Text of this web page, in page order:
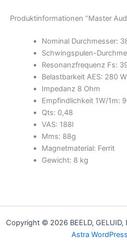
Produktinformationen “Master
Nominal Durchmesser:
Schwingspulen-
Resonanzfrequenz Fs:
Belastbarkeit AES: 280 W
Impedanz 8 Ohm
Empfindlichkeit 1W/1m:
Qts: 0,48
VAS: 188l
Mms: 88g
Magnetmaterial: Ferrit
Gewicht: 8 kg
Copyright © 2026 BEELD,
Astra